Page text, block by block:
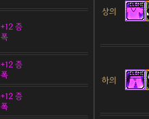
+12 증
폭
+12 증
폭
+12 증
폭
상의
하의